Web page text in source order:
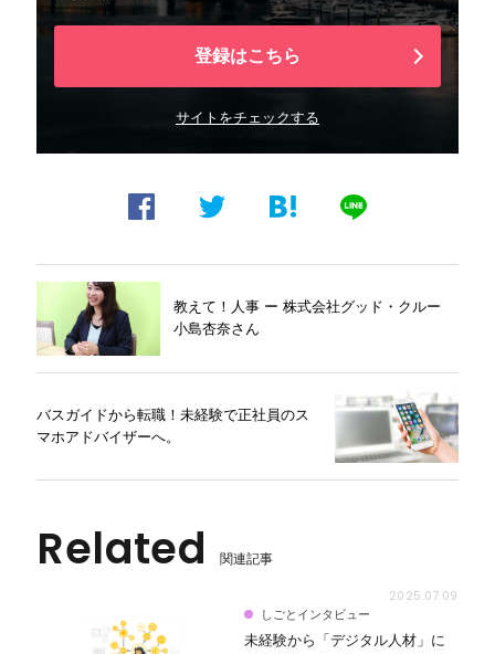
登録はこちら
サイトをチェックする
教えて！人事 ー 株式会社グッド・クルー
小島杏奈さん
バスガイドから転職！未経験で正社員のス
マホアドバイザーへ。
Related 関連記事
しごとインタビュー
2025.07.09
未経験から「デジタル人材」に